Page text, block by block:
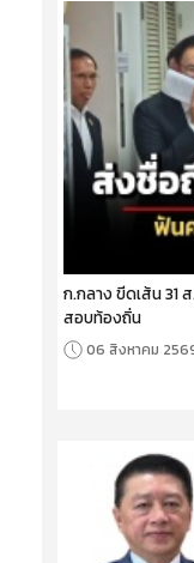
ก.กลาง ขีดเส้น 31
สอบท้องถิ่น
06 สิงหาคม